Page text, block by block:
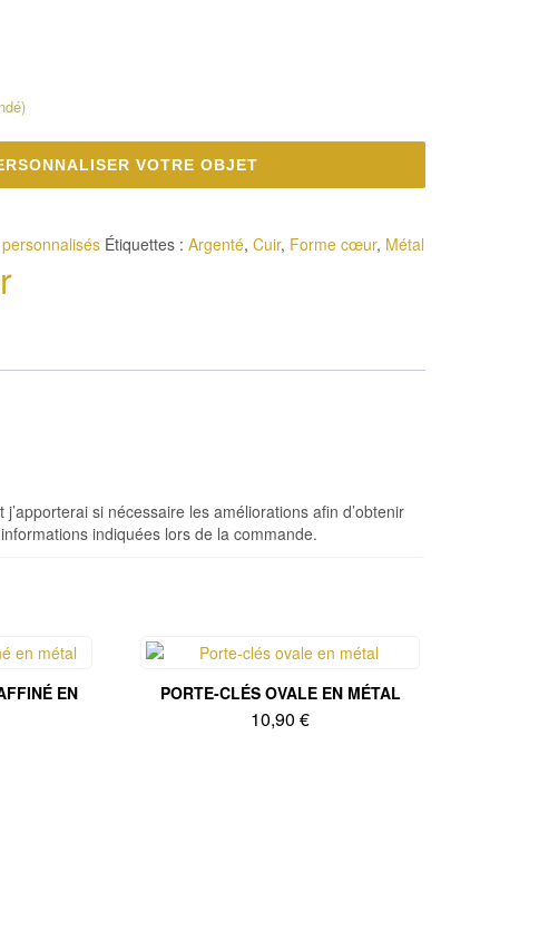
VOTRE OBJET
Étiquettes : Argenté, Cuir, Forme cœur, Métal
si nécessaire les améliorations afin d’obtenir
indiquées lors de la commande.
EN PORTE-CLÉS OVALE EN MÉTAL
10,90€